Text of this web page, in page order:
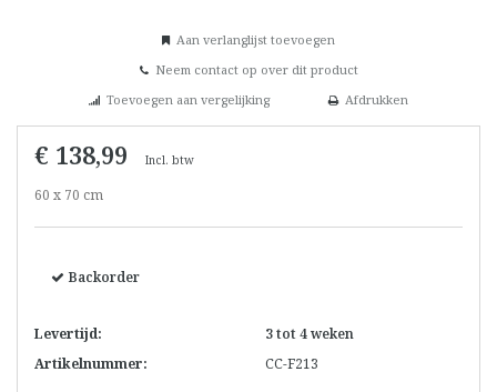
Aan verlanglijst toevoegen
Neem contact op over dit product
Toevoegen aan vergelijking
Afdrukken
€ 138,99 Incl. btw
60 x 70 cm
Backorder
Levertijd:
3 tot 4 weken
Artikelnummer:
CC-F213